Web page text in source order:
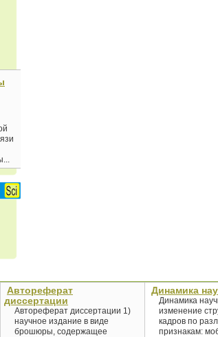
Автореферат
диссертации
Автореферат диссертации 1)
научное издание в виде
брошюры, содержащее
Динамика
Динамика
изменение
кадров по
признакам: